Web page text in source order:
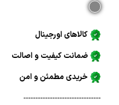
کالاهای اورجینال
ضمانت کیفیت و اصالت
خریدی مطمئن و امن
--------------------------------